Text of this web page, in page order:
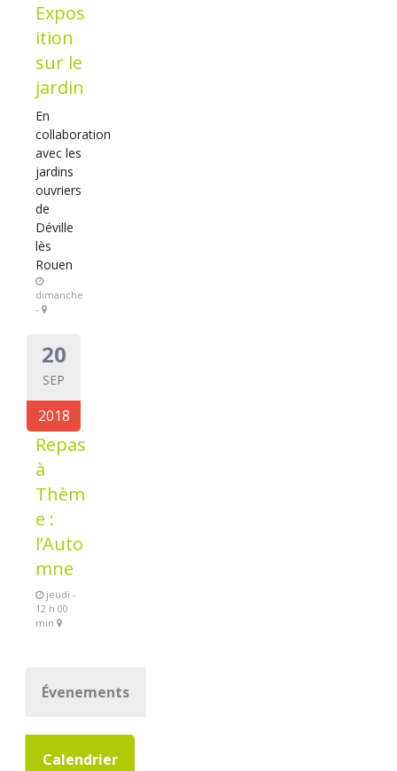
Expos
ition
sur le
jardin
En
collaboration
avec les
jardins
ouvriers
de
Déville
lès
Rouen
dimanche
-
20
SEP
2018
Repas
à
Thèm
e :
l’Auto
mne
jeudi -
12 h 00
min
Évenements
Calendrier